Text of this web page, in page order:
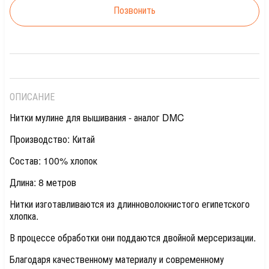
Позвонить
ОПИСАНИЕ
Нитки мулине для вышивания - аналог DMC
Производство: Китай
Состав: 100% хлопок
Длина: 8 метров
Нитки изготавливаются из длинноволокнистого египетского
хлопка.
В процессе обработки они поддаются двойной мерсеризации.
Благодаря качественному материалу и современному